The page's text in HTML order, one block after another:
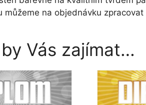
můžeme na objednávku
Vás zajímat…